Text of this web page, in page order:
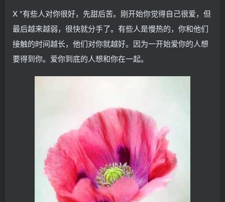
X *有些人对你很好，先甜后苦。刚开始你觉得自己很爱，但
最后越来越弱，很快就分手了。有些人是慢热的，你和他们
接触的时间越长，他们对你就越好。因为一开始爱你的人想
要得到你。爱你到底的人想和你在一起。